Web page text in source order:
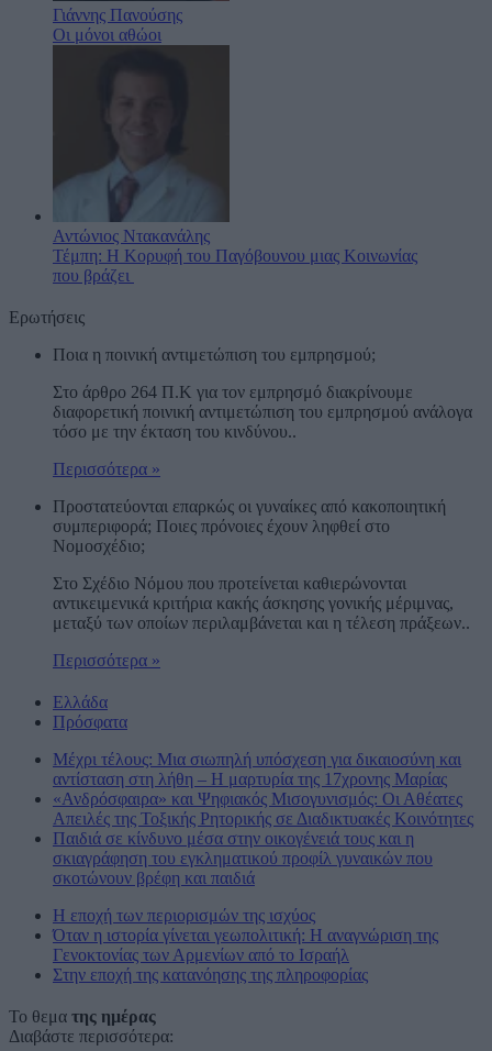
Γιάννης Πανούσης
Οι μόνοι αθώοι
Αντώνιος Ντακανάλης
Τέμπη: Η Κορυφή του Παγόβουνου μιας Κοινωνίας
που βράζει
Ερωτήσεις
Ποια η ποινική αντιμετώπιση του εμπρησμού;
Στο άρθρο 264 Π.Κ για τον εμπρησμό διακρίνουμε
διαφορετική ποινική αντιμετώπιση του εμπρησμού ανάλογα
τόσο με την έκταση του κινδύνου..
Περισσότερα »
Προστατεύονται επαρκώς οι γυναίκες από κακοποιητική
συμπεριφορά; Ποιες πρόνοιες έχουν ληφθεί στο
Νομοσχέδιο;
Στο Σχέδιο Νόμου που προτείνεται καθιερώνονται
αντικειμενικά κριτήρια κακής άσκησης γονικής μέριμνας,
μεταξύ των οποίων περιλαμβάνεται και η τέλεση πράξεων..
Περισσότερα »
Ελλάδα
Πρόσφατα
Μέχρι τέλους: Μια σιωπηλή υπόσχεση για δικαιοσύνη και
αντίσταση στη λήθη – Η μαρτυρία της 17χρονης Μαρίας
«Ανδρόσφαιρα» και Ψηφιακός Μισογυνισμός: Οι Αθέατες
Απειλές της Τοξικής Ρητορικής σε Διαδικτυακές Κοινότητες
Παιδιά σε κίνδυνο μέσα στην οικογένειά τους και η
σκιαγράφηση του εγκληματικού προφίλ γυναικών που
σκοτώνουν βρέφη και παιδιά
Η εποχή των περιορισμών της ισχύος
Όταν η ιστορία γίνεται γεωπολιτική: Η αναγνώριση της
Γενοκτονίας των Αρμενίων από το Ισραήλ
Στην εποχή της κατανόησης της πληροφορίας
Το θεμα της ημέρας
Διαβάστε περισσότερα: